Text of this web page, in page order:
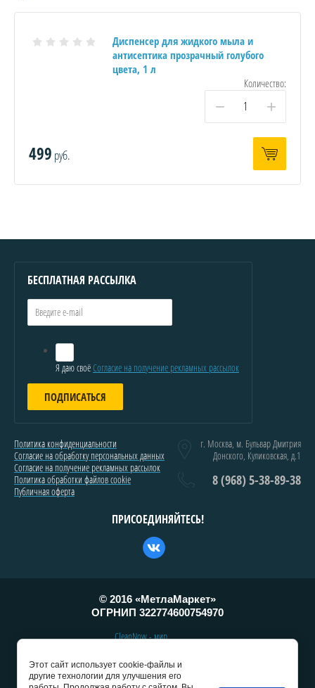
Диспенсер для жидкого мыла и
антисептика прозрачный голубого
цвета, 1 л
Количество:
− +
499 руб.
БЕСПЛАТНАЯ РАССЫЛКА
Я даю своёСогласие на получение рекламных рассылок
ПОДПИСАТЬСЯ
Политика конфиденциальности
Согласие на обработку персональных данных
Согласие на получение рекламных рассылок
Политика обработки файлов cookie
Публичная оферта
г. Москва, м. Бульвар Дмитрия
Донского, Куликовская, д.1
8 (968) 5-38-89-38
ПРИСОЕДИНЯЙТЕСЬ!
© 2016 «МетлаМаркет»
ОГРНИП 322774600754970
CleanNow - мир
уборки и клининг
Этот сайт использует cookie-файлы и
другие технологии для улучшения его